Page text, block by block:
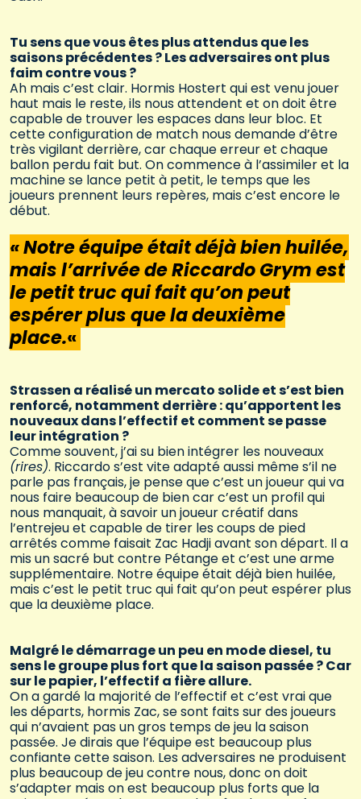
Tu sens que vous êtes plus attendus que les
saisons précédentes ? Les adversaires ont plus
faim contre vous ?
Ah mais c’est clair. Hormis Hostert qui est venu jouer
haut mais le reste, ils nous attendent et on doit être
capable de trouver les espaces dans leur bloc. Et
cette configuration de match nous demande d’être
très vigilant derrière, car chaque erreur et chaque
ballon perdu fait but. On commence à l’assimiler et la
machine se lance petit à petit, le temps que les
joueurs prennent leurs repères, mais c’est encore le
début.
« Notre équipe était déjà bien huilée,
mais l’arrivée de Riccardo Grym est
le petit truc qui fait qu’on peut
espérer plus que la deuxième
place.«
Strassen a réalisé un mercato solide et s’est bien
renforcé, notamment derrière : qu’apportent les
nouveaux dans l’effectif et comment se passe
leur intégration ?
Comme souvent, j’ai su bien intégrer les nouveaux
(rires). Riccardo s’est vite adapté aussi même s’il ne
parle pas français, je pense que c’est un joueur qui va
nous faire beaucoup de bien car c’est un profil qui
nous manquait, à savoir un joueur créatif dans
l’entrejeu et capable de tirer les coups de pied
arrêtés comme faisait Zac Hadji avant son départ. Il a
mis un sacré but contre Pétange et c’est une arme
supplémentaire. Notre équipe était déjà bien huilée,
mais c’est le petit truc qui fait qu’on peut espérer plus
que la deuxième place.
Malgré le démarrage un peu en mode diesel, tu
sens le groupe plus fort que la saison passée ? Car
sur le papier, l’effectif a fière allure.
On a gardé la majorité de l’effectif et c’est vrai que
les départs, hormis Zac, se sont faits sur des joueurs
qui n’avaient pas un gros temps de jeu la saison
passée. Je dirais que l’équipe est beaucoup plus
confiante cette saison. Les adversaires ne produisent
plus beaucoup de jeu contre nous, donc on doit
s’adapter mais on est beaucoup plus forts que la